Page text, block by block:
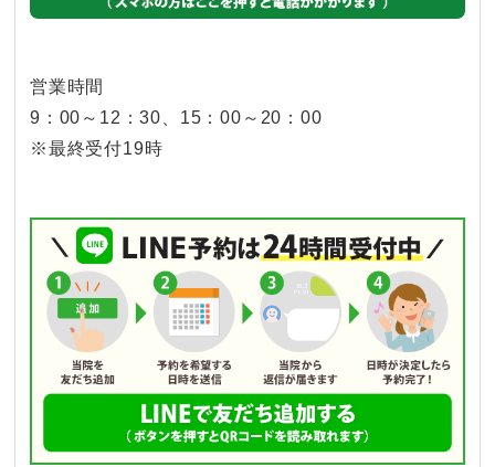
営業時間
9：00～12：30、15：00～20：00
※最終受付19時